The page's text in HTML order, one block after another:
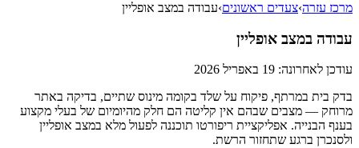
מרכז עזרה›צעדים ראשונים›עבודה במצב אופליין
עבודה במצב אופליין
עודכן לאחרונה: 19 באפריל 2026
בדק בית במרתף, פיקוח על שלד בקומה מינוס שתיים, בדיקה באתר
מרוחק — מצבים שבהם אין קליטה הם חלק מהיומיום של בעלי מקצוע
בענף הבנייה. אפליקציית ריפורטו תוכננה לפעול מלא במצב אופליין
ולסנכרן ברגע שתחזור הרשת.